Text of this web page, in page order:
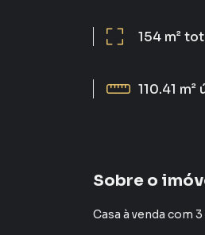
154 m²
110.41 m²
Sobre o
Casa à venda com